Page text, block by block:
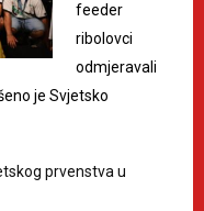
feeder
ribolovci
odmjeravali
je Svjetsko
prvenstva u